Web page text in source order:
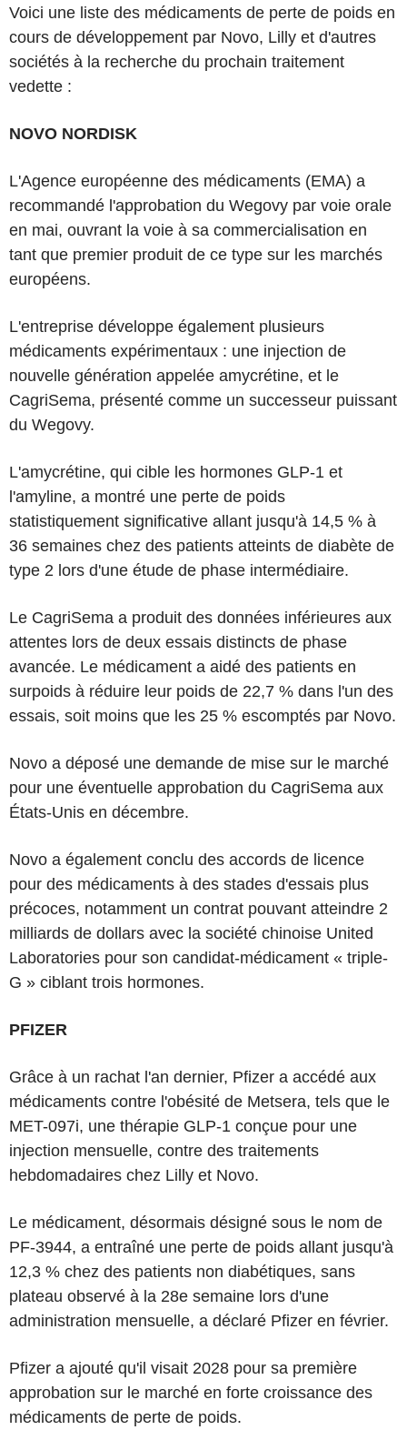
Voici une liste des médicaments de perte de poids en
cours de développement par Novo, Lilly et d'autres
sociétés à la recherche du prochain traitement
vedette :
NOVO NORDISK
L'Agence européenne des médicaments (EMA) a
recommandé l'approbation du Wegovy par voie orale
en mai, ouvrant la voie à sa commercialisation en
tant que premier produit de ce type sur les marchés
européens.
L'entreprise développe également plusieurs
médicaments expérimentaux : une injection de
nouvelle génération appelée amycrétine, et le
CagriSema, présenté comme un successeur puissant
du Wegovy.
L'amycrétine, qui cible les hormones GLP-1 et
l'amyline, a montré une perte de poids
statistiquement significative allant jusqu'à 14,5 % à
36 semaines chez des patients atteints de diabète de
type 2 lors d'une étude de phase intermédiaire.
Le CagriSema a produit des données inférieures aux
attentes lors de deux essais distincts de phase
avancée. Le médicament a aidé des patients en
surpoids à réduire leur poids de 22,7 % dans l'un des
essais, soit moins que les 25 % escomptés par Novo.
Novo a déposé une demande de mise sur le marché
pour une éventuelle approbation du CagriSema aux
États-Unis en décembre.
Novo a également conclu des accords de licence
pour des médicaments à des stades d'essais plus
précoces, notamment un contrat pouvant atteindre 2
milliards de dollars avec la société chinoise United
Laboratories pour son candidat-médicament « triple-
G » ciblant trois hormones.
PFIZER
Grâce à un rachat l'an dernier, Pfizer a accédé aux
médicaments contre l'obésité de Metsera, tels que le
MET-097i, une thérapie GLP-1 conçue pour une
injection mensuelle, contre des traitements
hebdomadaires chez Lilly et Novo.
Le médicament, désormais désigné sous le nom de
PF-3944, a entraîné une perte de poids allant jusqu'à
12,3 % chez des patients non diabétiques, sans
plateau observé à la 28e semaine lors d'une
administration mensuelle, a déclaré Pfizer en février.
Pfizer a ajouté qu'il visait 2028 pour sa première
approbation sur le marché en forte croissance des
médicaments de perte de poids.